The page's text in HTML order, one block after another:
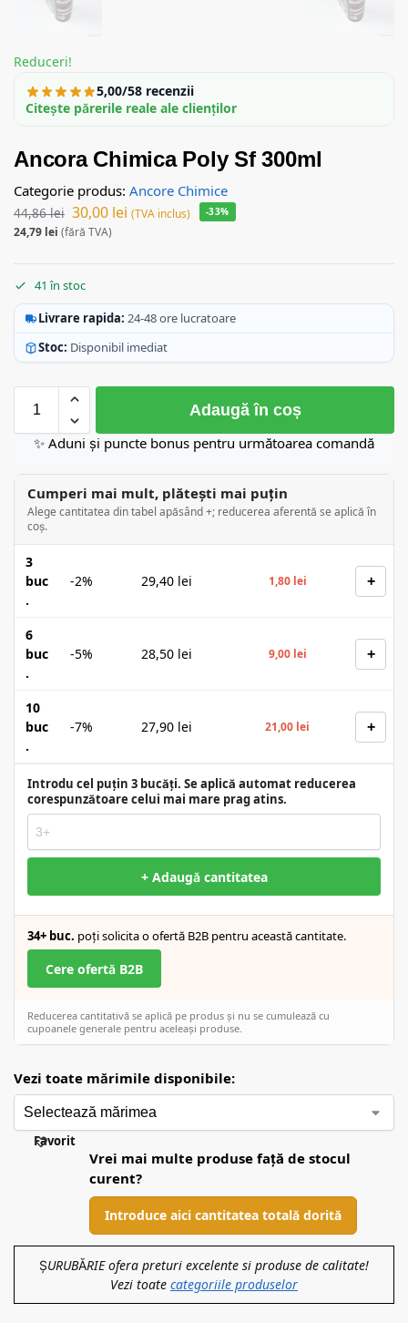
Reduceri!
5,00/58 recenzii
Citește părerile reale ale clienților
Ancora Chimica Poly Sf 300ml
Categorie produs: Ancore Chimice
44,86lei 30,00 lei (TVA inclus)
24,79 lei (fără TVA)
-33%
41 în stoc
Livrare rapida: 24-48 ore lucratoare
Stoc: Disponibil imediat
Adaugă în coș
✨ Aduni și puncte bonus pentru următoarea comandă
Cumperi mai mult, plătești mai puțin
Alege cantitatea din tabel apăsând +; reducerea aferentă se aplică în
coș.
3
buc
.
-2% 29,40 lei 1,80 lei +
6
buc
.
-5% 28,50 lei 9,00 lei +
10
buc
.
-7% 27,90 lei 21,00 lei +
Introdu cel puțin 3 bucăți. Se aplică automat reducerea
corespunzătoare celui mai mare prag atins.
+ Adaugă cantitatea
34+ buc. poți solicita o ofertă B2B pentru această cantitate.
Cere ofertă B2B
Reducerea cantitativă se aplică pe produs și nu se cumulează cu
cupoanele generale pentru aceleași produse.
Vezi toate mărimile disponibile:
Favorit
Vrei mai multe produse față de stocul
curent?
Introduce aici cantitatea totală dorită
ȘURUBĂRIE ofera preturi excelente si produse de calitate!
Vezi toate categoriile produselor